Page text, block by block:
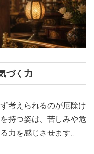
づく力
考えられるのが厄除け
持つ姿は、苦しみや危
力を感じさせます。